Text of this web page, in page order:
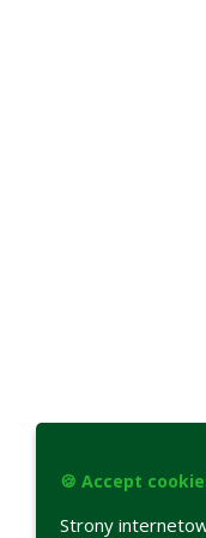
🍪 Accept
Strony